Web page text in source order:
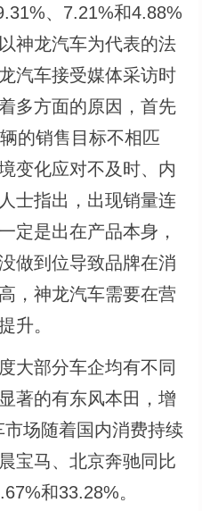
、7.21%和4.88%
神龙汽车为代表的法
汽车接受媒体采访时
多方面的原因，首先
的销售目标不相匹
变化应对不及时、内
士指出，出现销量连
定是出在产品本身，
做到位导致品牌在消
，神龙汽车需要在营
升。
大部分车企均有不同
著的有东风本田，增
场随着国内消费持续
宝马、北京奔驰同比
和33.28%。